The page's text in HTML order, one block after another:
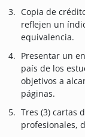
Copia de
reflejen un
equivalencia.
Presentar un
país de los
objetivos a
páginas.
Tres (3) cartas
profesionales,